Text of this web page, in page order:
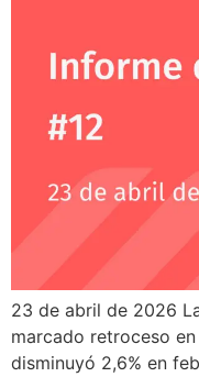
23 de abril de 2026
marcado retroceso
disminuyó 2,6% en